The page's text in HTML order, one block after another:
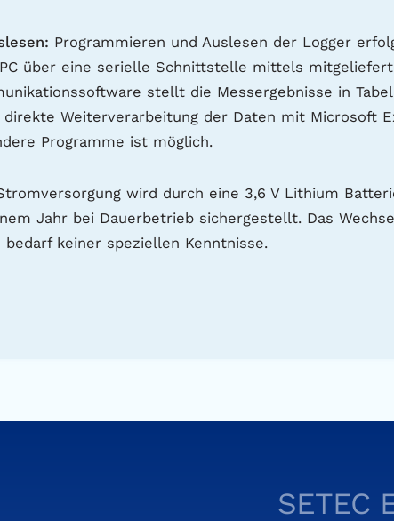
Programmieren und Auslesen der Logger
über eine serielle Schnittstelle mittels
stellt die Messergebnisse in
direkte Weiterverarbeitung der Daten mit Microsoft
Programme ist möglich.
wird durch eine 3,6 V Lithium
Jahr bei Dauerbetrieb sichergestellt. Das
keiner speziellen Kenntnisse.
SETEC